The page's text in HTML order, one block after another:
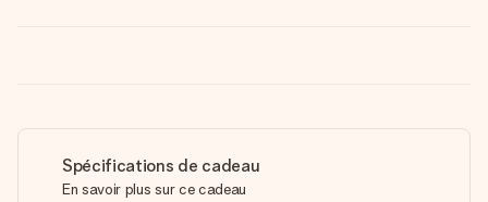
Spécifications de cadeau
En savoir plus sur ce cadeau